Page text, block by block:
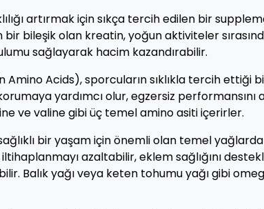
artırmak için sıkça tercih edilen bir
bileşik olan kreatin, yoğun aktiviteler
sağlayarak hacim kazandırabilir.
Amino Acids), sporcuların sıklıkla tercih ettiği
yardımcı olur, egzersiz performansını
ve valine gibi üç temel amino asiti içerirler.
bir yaşam için önemli olan temel
azaltabilir, eklem sağlığını
Balık yağı veya keten tohumu yağı gibi